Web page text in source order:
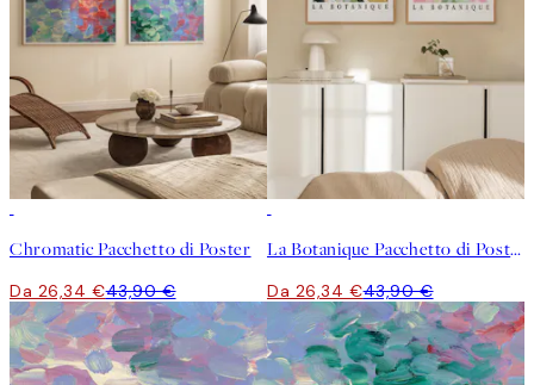
Chromatic Pacchetto di Poster
Da 26,34 €43,90 €
La Botanique Pacchetto di Poster
Da 26,34 €43,90 €